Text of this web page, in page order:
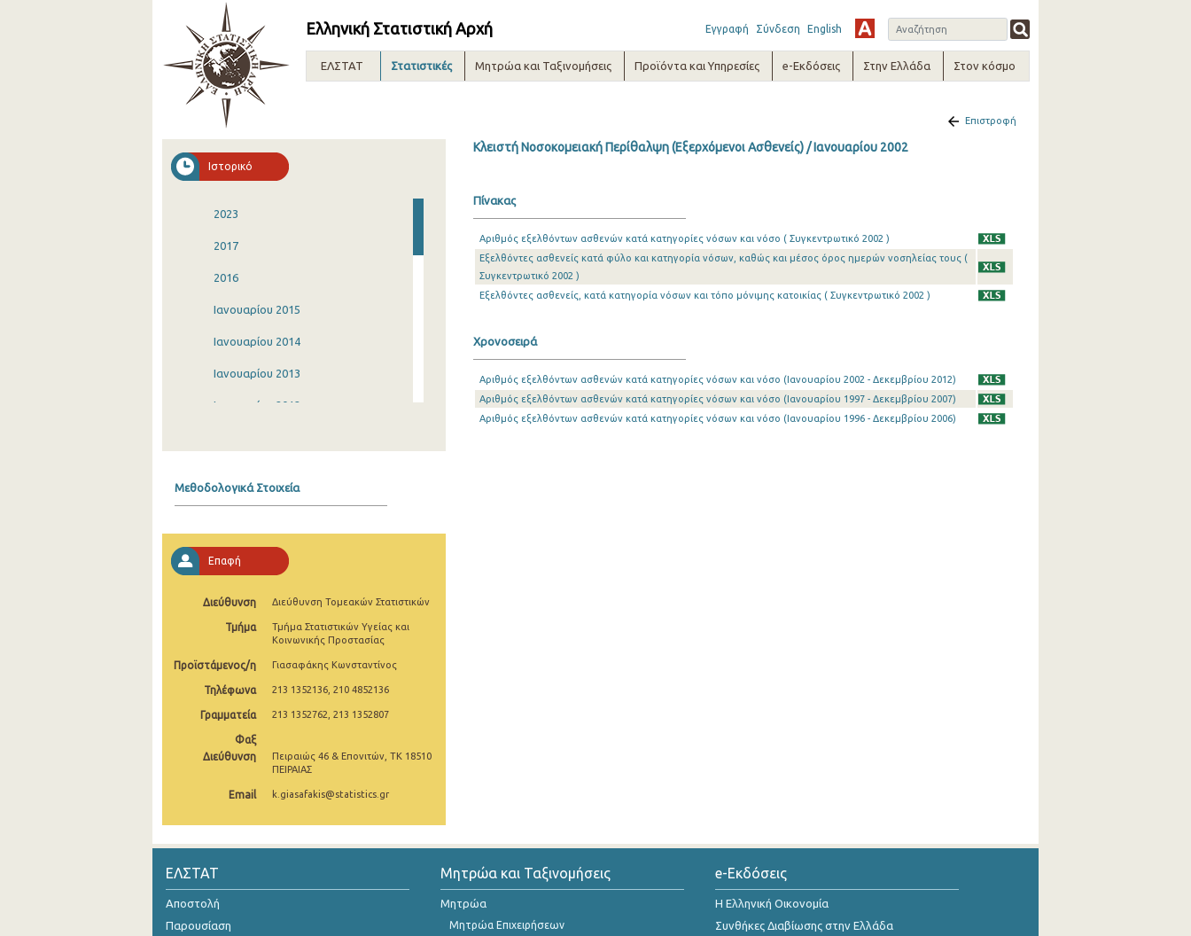
Ελληνική Στατιστική Αρχή Εγγραφή Σύνδεση English
ΕΛΣΤΑΤ Στατιστικές Μητρώα και Ταξινομήσεις Προϊόντα και Υπηρεσίες e-Εκδόσεις Στην Ελλάδα Στον κόσμο
Ιστορικό
2023
2017
2016
Ιανουαρίου 2015
Ιανουαρίου 2014
Ιανουαρίου 2013
Ιανουαρίου 2012
Ιανουαρίου 2008
Ιανουαρίου 2007
Ιανουαρίου 2006
Ιανουαρίου 2005
Ιανουαρίου 2004
Ιανουαρίου 2003
Ιανουαρίου 2002
Ιανουαρίου 2001
Ιανουαρίου 2000
Ιανουαρίου 1998
Μεθοδολογικά Στοιχεία
Επαφή
Διεύθυνση Διεύθυνση Τομεακών Στατιστικών
Τμήμα
Τμήμα Στατιστικών Υγείας και
Κοινωνικής Προστασίας
Προϊστάμενος/η Γιασαφάκης Κωνσταντίνος
Τηλέφωνα 213 1352136, 210 4852136
Γραμματεία 213 1352762, 213 1352807
Φαξ
Διεύθυνση
Πειραιώς 46 & Επονιτών, ΤΚ 18510
ΠΕΙΡΑΙΑΣ
Email k.giasafakis@statistics.gr
Επιστροφή
Κλειστή Νοσοκομειακή Περίθαλψη (Εξερχόμενοι Ασθενείς) / Ιανουαρίου 2002
Πίνακας
Αριθμός εξελθόντων ασθενών κατά κατηγορίες νόσων και νόσο ( Συγκεντρωτικό 2002 )
Εξελθόντες ασθενείς κατά φύλο και κατηγορία νόσων, καθώς και μέσος όρος ημερών νοσηλείας τους (
Συγκεντρωτικό 2002 )
Εξελθόντες ασθενείς, κατά κατηγορία νόσων και τόπο μόνιμης κατοικίας ( Συγκεντρωτικό 2002 )
Χρονοσειρά
Αριθμός εξελθόντων ασθενών κατά κατηγορίες νόσων και νόσο (Ιανουαρίου 2002 - Δεκεμβρίου 2012)
Αριθμός εξελθόντων ασθενών κατά κατηγορίες νόσων και νόσο (Ιανουαρίου 1997 - Δεκεμβρίου 2007)
Αριθμός εξελθόντων ασθενών κατά κατηγορίες νόσων και νόσο (Ιανουαρίου 1996 - Δεκεμβρίου 2006)
ΕΛΣΤΑΤ
Αποστολή
Παρουσίαση
Μητρώα και Ταξινομήσεις
Μητρώα
Μητρώα Επιχειρήσεων
e-Εκδόσεις
Η Ελληνική Οικονομία
Συνθήκες Διαβίωσης στην Ελλάδα